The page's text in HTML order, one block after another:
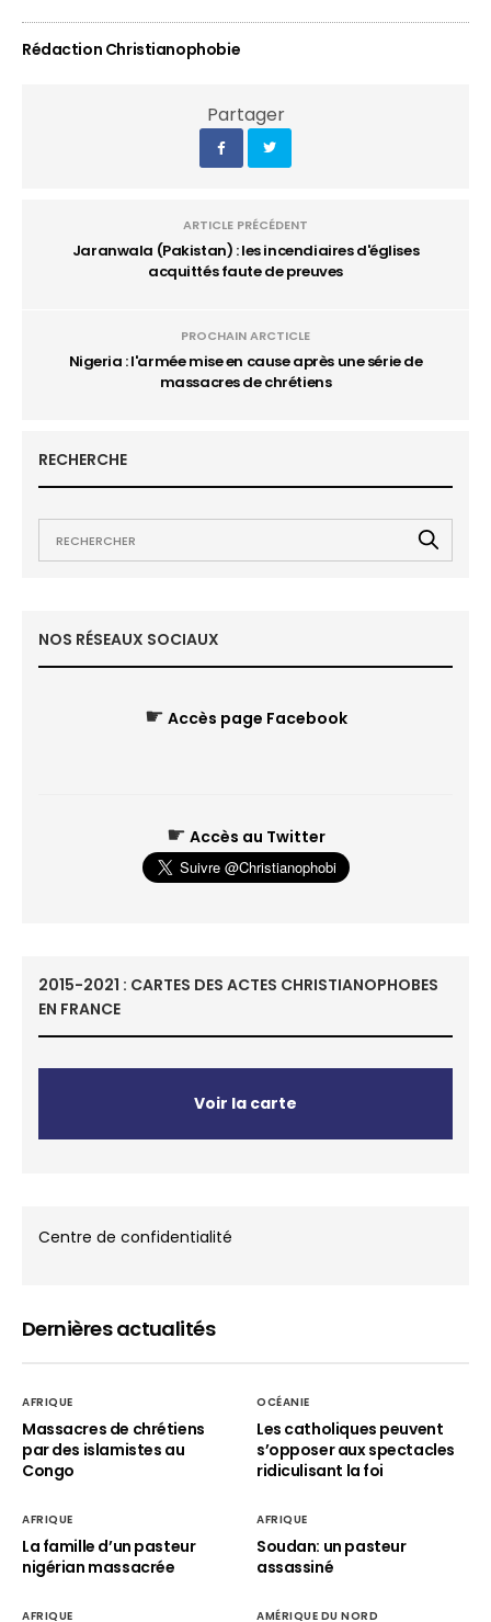
Rédaction Christianophobie
Partager
ARTICLE PRÉCÉDENT
Jaranwala (Pakistan) : les incendiaires d'églises
acquittés faute de preuves
PROCHAIN ARCTICLE
Nigeria : l'armée mise en cause après une série de
massacres de chrétiens
RECHERCHE
NOS RÉSEAUX SOCIAUX
☛ Accès page Facebook
☛ Accès au Twitter
2015-2021 : CARTES DES ACTES CHRISTIANOPHOBES
EN FRANCE
Voir la carte
Centre de confidentialité
Dernières actualités
AFRIQUE
Massacres de chrétiens
par des islamistes au
Congo
OCÉANIE
Les catholiques peuvent
s’opposer aux spectacles
ridiculisant la foi
AFRIQUE
La famille d’un pasteur
nigérian massacrée
AFRIQUE
Soudan: un pasteur
assassiné
AFRIQUE AMÉRIQUE DU NORD